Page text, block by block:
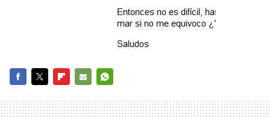
MAIL